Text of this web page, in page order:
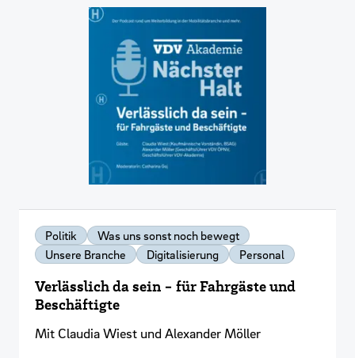
Politik
Was uns sonst noch bewegt
Unsere Branche
Digitalisierung Personal
Verlässlich da sein - für Fahrgäste und
Beschäftigte
Mit Claudia Wiest und Alexander Möller